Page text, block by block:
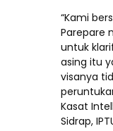
“Kami
Parepare
untuk
asing itu
visanya
Kasat
Sidrap,